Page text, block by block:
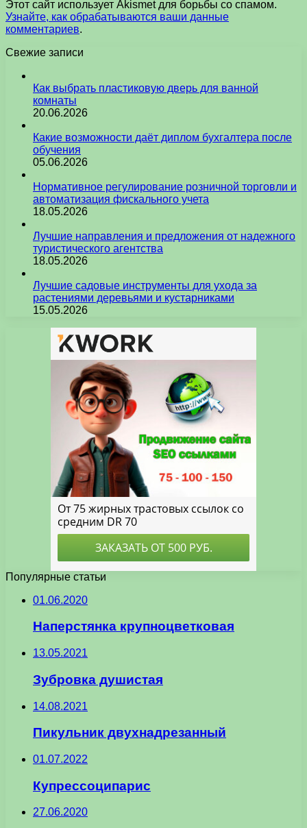
Этот сайт использует Akismet для борьбы со спамом.
Узнайте, как обрабатываются ваши данные
комментариев.
Свежие записи
Как выбрать пластиковую дверь для ванной
комнаты
20.06.2026
Какие возможности даёт диплом бухгалтера после
обучения
05.06.2026
Нормативное регулирование розничной торговли и
автоматизация фискального учета
18.05.2026
Лучшие направления и предложения от надежного
туристического агентства
18.05.2026
Лучшие садовые инструменты для ухода за
растениями деревьями и кустарниками
15.05.2026
Популярные статьи
01.06.2020
Наперстянка крупноцветковая
13.05.2021
Зубровка душистая
14.08.2021
Пикульник двухнадрезанный
01.07.2022
Купрессоципарис
27.06.2020